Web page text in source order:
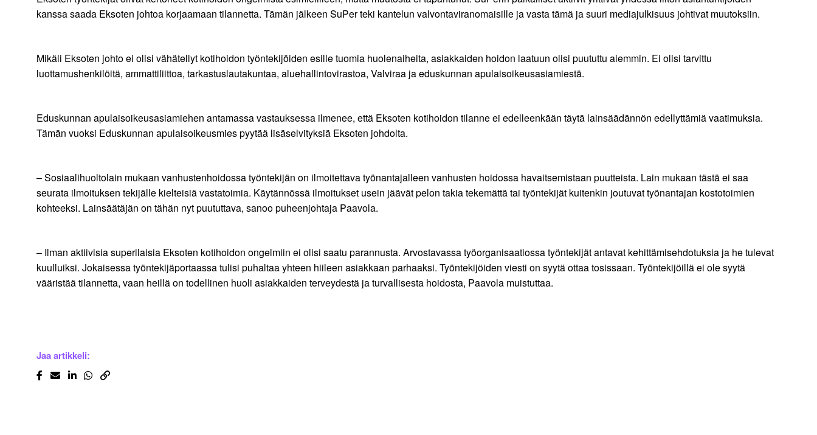
kanssa saada Eksoten johtoa korjaamaan tilannetta. Tämän jälkeen SuPer teki kantelun valvontaviranomaisille ja vasta tämä ja suuri mediajulkisuus johtivat muutoksiin.
Mikäli Eksoten johto ei olisi vähätellyt kotihoidon työntekijöiden esille tuomia huolenaiheita, asiakkaiden hoidon laatuun olisi puututtu aiemmin. Ei olisi tarvittu
luottamushenkilöitä, ammattiliittoa, tarkastuslautakuntaa, aluehallintovirastoa, Valviraa ja eduskunnan apulaisoikeusasiamiestä.
Eduskunnan apulaisoikeusasiamiehen antamassa vastauksessa ilmenee, että Eksoten kotihoidon tilanne ei edelleenkään täytä lainsäädännön edellyttämiä vaatimuksia.
Tämän vuoksi Eduskunnan apulaisoikeusmies pyytää lisäselvityksiä Eksoten johdolta.
– Sosiaalihuoltolain mukaan vanhustenhoidossa työntekijän on ilmoitettava työnantajalleen vanhusten hoidossa havaitsemistaan puutteista. Lain mukaan tästä ei saa
seurata ilmoituksen tekijälle kielteisiä vastatoimia. Käytännössä ilmoitukset usein jäävät pelon takia tekemättä tai työntekijät kuitenkin joutuvat työnantajan kostotoimien
kohteeksi. Lainsäätäjän on tähän nyt puututtava, sanoo puheenjohtaja Paavola.
– Ilman aktiivisia superilaisia Eksoten kotihoidon ongelmiin ei olisi saatu parannusta. Arvostavassa työorganisaatiossa työntekijät antavat kehittämisehdotuksia ja he tulevat
kuulluiksi. Jokaisessa työntekijäportaassa tulisi puhaltaa yhteen hiileen asiakkaan parhaaksi. Työntekijöiden viesti on syytä ottaa tosissaan. Työntekijöillä ei ole syytä
vääristää tilannetta, vaan heillä on todellinen huoli asiakkaiden terveydestä ja turvallisesta hoidosta, Paavola muistuttaa.
Jaa artikkeli: